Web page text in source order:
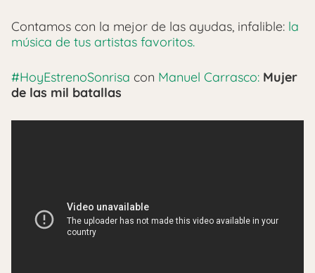
Contamos con la mejor de las ayudas, infalible: la
música de tus artistas favoritos.
#HoyEstrenoSonrisa con Manuel Carrasco: Mujer
de las mil batallas